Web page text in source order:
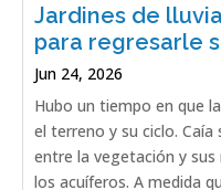
Jardines de
para regresarle
Jun 24, 2026
Hubo un tiempo en que
el terreno y su ciclo.
entre la vegetación y sus
los acuíferos. A medida